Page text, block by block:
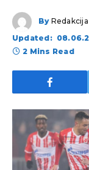
By Redakcija
Updated:
2 Mins Read